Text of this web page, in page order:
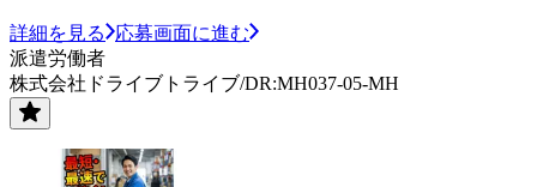
詳細を見る
応募画面に進む
派遣労働者
株式会社ドライブトライブ/DR:MH037-05-MH